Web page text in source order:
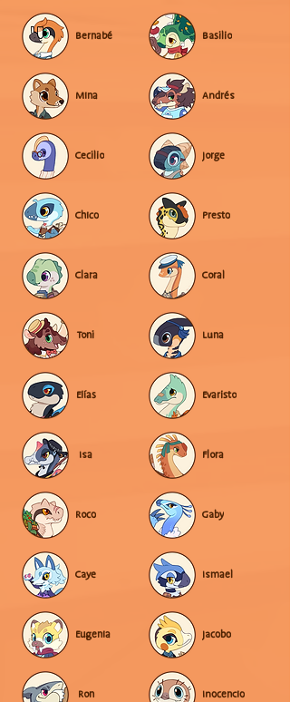
Bernabé
Mina
Cecilio
Chico
Clara
Toni
Elías
Isa
Roco
Caye
Eugenia
Ron
Basilio
Andrés
Jorge
Presto
Coral
Luna
Evaristo
Flora
Gaby
Ismael
Jacobo
Inocencio